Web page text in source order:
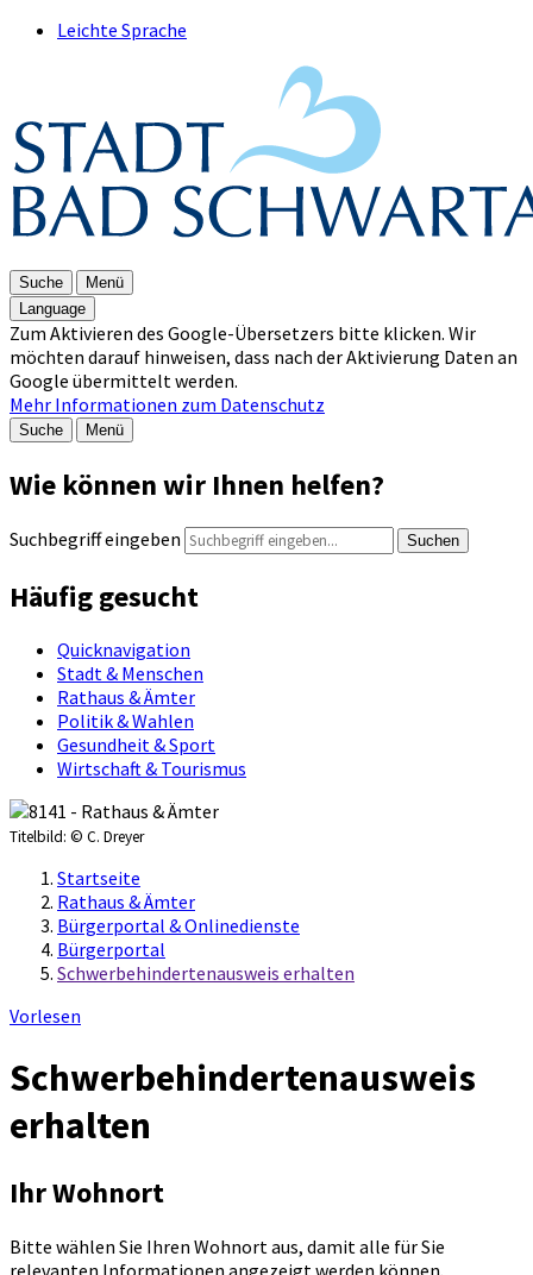
Leichte Sprache
Suche
Menü
Language
Zum Aktivieren des Google-Übersetzers bitte klicken. Wir
möchten darauf hinweisen, dass nach der Aktivierung Daten an
Google übermittelt werden.
Mehr Informationen zum Datenschutz
Suche Menü
Wie können wir Ihnen helfen?
Suchbegriff eingeben Suchen
Häufig gesucht
Quicknavigation
Stadt & Menschen
Rathaus & Ämter
Politik & Wahlen
Gesundheit & Sport
Wirtschaft & Tourismus
Titelbild: © C. Dreyer
Startseite
Rathaus & Ämter
Bürgerportal & Onlinedienste
Bürgerportal
Schwerbehindertenausweis erhalten
Vorlesen
Schwerbehindertenausweis
erhalten
Ihr Wohnort
Bitte wählen Sie Ihren Wohnort aus, damit alle für Sie